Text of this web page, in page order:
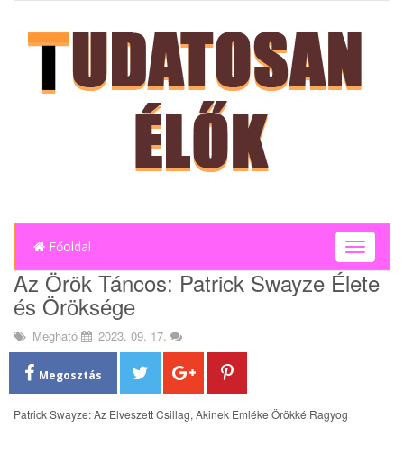
Főoldal
T
o
g
Az Örök Táncos: Patrick Swayze Élete
és Öröksége
Megható 2023. 09. 17.
Megosztás
Patrick Swayze: Az Elveszett Csillag, Akinek Emléke Örökké Ragyog